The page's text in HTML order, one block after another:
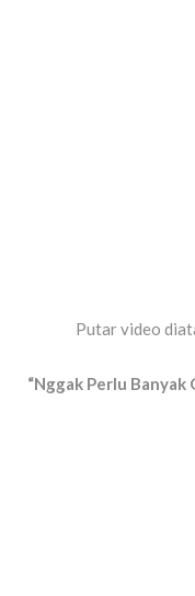
Putar video
“Nggak Perlu Banyak